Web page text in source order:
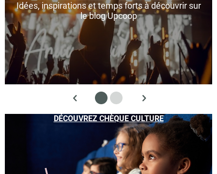
Idées, inspirations et temps forts à découvrir sur
le blog Upcoop
DÉCOUVREZ CHÈQUE CULTURE